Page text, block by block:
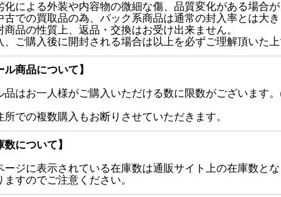
化による外装や内容物の微細な傷、品質変化がある場合が
古での買取品の為、パック系商品は通常の封入率とは大
商品の性質上、返品・交換はお受け出来ません。
、ご購入後に開封される場合は以上を必ずご理解頂いた上
ル商品について】
品はお一人様がご購入いただける数に限数がございます
所での複数購入もお断りさせていただきます。
数について】
ージに表示されている在庫数は通販サイト上の在庫数と
ますのでご注意ください。